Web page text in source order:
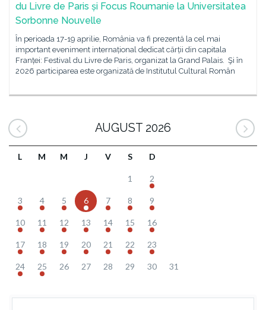
du Livre de Paris și Focus Roumanie la Universitatea
Sorbonne Nouvelle
În perioada 17-19 aprilie, România va fi prezentă la cel mai
important eveniment internațional dedicat cărții din capitala
Franței: Festival du Livre de Paris, organizat la Grand Palais. Şi în
2026 participarea este organizată de Institutul Cultural Român
AUGUST 2026
L M M J V S D
1 2
3 4 5 6 7 8 9
10 11 12 13 14 15 16
17 18 19 20 21 22 23
24 25 26 27 28 29 30 31